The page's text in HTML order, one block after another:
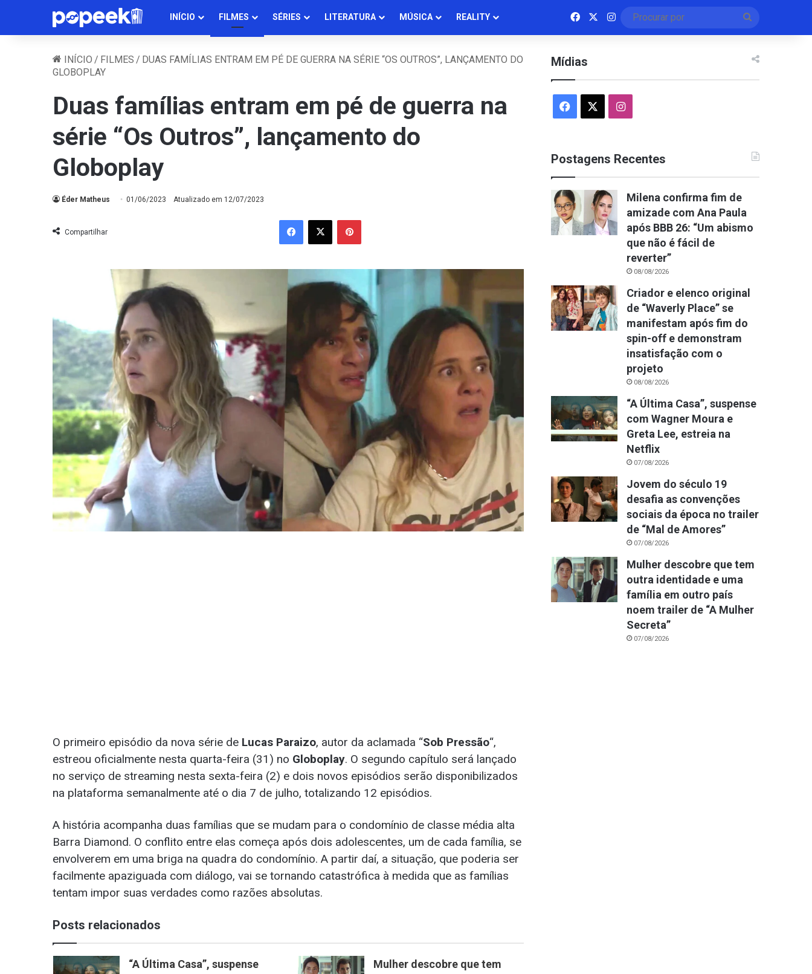
INÍCIO FILMES SÉRIES LITERATURA MÚSICA REALITY FacebookInstagram
por
INÍCIO / FILMES / DUAS FAMÍLIAS ENTRAM EM PÉ DE GUERRA NA SÉRIE “OS OUTROS”, LANÇAMENTO DO
GLOBOPLAY
Duas famílias entram em pé de guerra na
série “Os Outros”, lançamento do
Globoplay
Éder Matheus 01/06/2023 Atualizado em 12/07/2023
Compartilhar
Facebook
X Pinterest
O primeiro episódio da nova série de Lucas Paraizo, autor da aclamada “Sob Pressão“,
estreou oficialmente nesta quarta-feira (31) no Globoplay. O segundo capítulo será lançado
no serviço de streaming nesta sexta-feira (2) e dois novos episódios serão disponibilizados
na plataforma semanalmente até o dia 7 de julho, totalizando 12 episódios.
A história acompanha duas famílias que se mudam para o condomínio de classe média alta
Barra Diamond. O conflito entre elas começa após dois adolescentes, um de cada família, se
envolverem em uma briga na quadra do condomínio. A partir daí, a situação, que poderia ser
facilmente apaziguada com diálogo, vai se tornando catastrófica à medida que as famílias
tentam impor suas verdades como razões absolutas.
Posts relacionados
“A Última Casa”, suspense
Mulher descobre que tem
Mídias
Facebook Instagram
Postagens Recentes
Milena confirma fim de
amizade com Ana Paula
após BBB 26: “Um abismo
que não é fácil de
reverter”
08/08/2026
Criador e elenco original
de “Waverly Place” se
manifestam após fim do
spin-off e demonstram
insatisfação com o
projeto
08/08/2026
“A Última Casa”, suspense
com Wagner Moura e
Greta Lee, estreia na
Netflix
07/08/2026
Jovem do século 19
desafia as convenções
sociais da época no trailer
de “Mal de Amores”
07/08/2026
Mulher descobre que tem
outra identidade e uma
família em outro país
noem trailer de “A Mulher
Secreta”
07/08/2026